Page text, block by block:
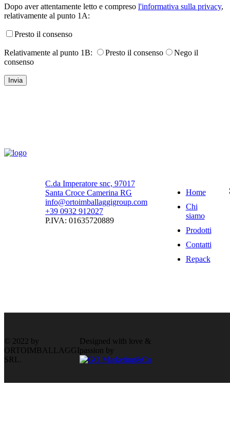
Dopo aver attentamente letto e compreso l'informativa sulla privacy,
relativamente al punto 1A:
Presto il consenso
Relativamente al punto 1B: Presto il consenso
Nego il
consenso
C.da Imperatore snc, 97017
Santa Croce Camerina RG
info@ortoimballaggigroup.com
+39 0932 912027
P.IVA: 01635720889
Home
Chi
siamo
Prodotti
Contatti
Repack
© 2022 by
ORTOIMBALLAGGI
SRL.
Designed with love &
passion by